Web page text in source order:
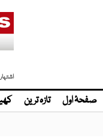
صفحۂ اول تازہ ترین